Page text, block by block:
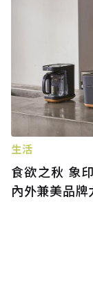
生活
食欲之秋 象
內外兼美品